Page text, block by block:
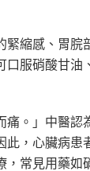
縮感、胃脘
服硝酸甘油
痛。」中醫
，心臟病患
常見用藥如